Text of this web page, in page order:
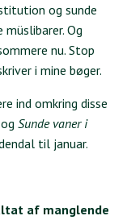
og sunde
Og
nu. Stop
i mine bøger.
ind omkring disse
Sunde vaner i
til januar.
af manglende